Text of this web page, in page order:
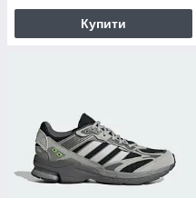
Купити